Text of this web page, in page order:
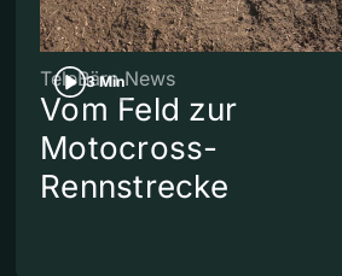
3 Min
TeleBärn News
Vom Feld zur
Motocross-
Rennstrecke